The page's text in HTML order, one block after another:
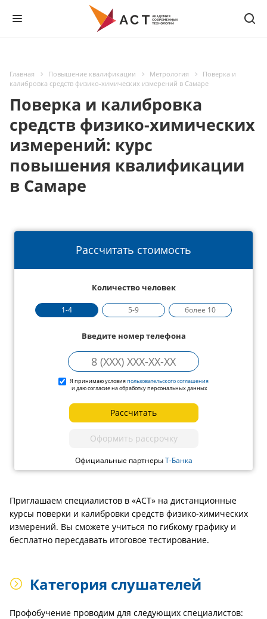
Главная Повышение квалификации Метрология
Поверка и
калибровка средств физико-химических измерений в Самаре
Поверка и калибровка
средств физико-химических
измерений: курс
повышения квалификации
в Самаре
Рассчитать стоимость
Количество человек
1-4 5-9 более 10
Введите номер телефона
Я принимаю условияпользовательского соглашения
и даю согласие на обработку персональных данных
Рассчитать
Оформить рассрочку
Официальные партнерыТ-Банка
Приглашаем специалистов в «АСТ» на дистанционные
курсы поверки и калибровки средств физико-химических
измерений. Вы сможете учиться по гибкому графику и
бесплатно пересдавать итоговое тестирование.
Категория слушателей
Профобучение проводим для следующих специалистов: